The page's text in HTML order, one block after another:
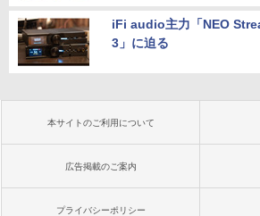
iFi audio主力「NEO
3」に迫る
本サイトのご利用について
広告掲載のご案内
プライバシーポリシー